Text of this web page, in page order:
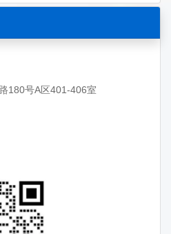
180号A区401-406室